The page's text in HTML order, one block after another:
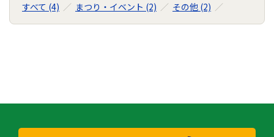
すべて (4) まつり・イベント (2) その他 (2)